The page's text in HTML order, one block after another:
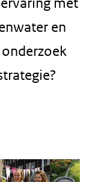
en